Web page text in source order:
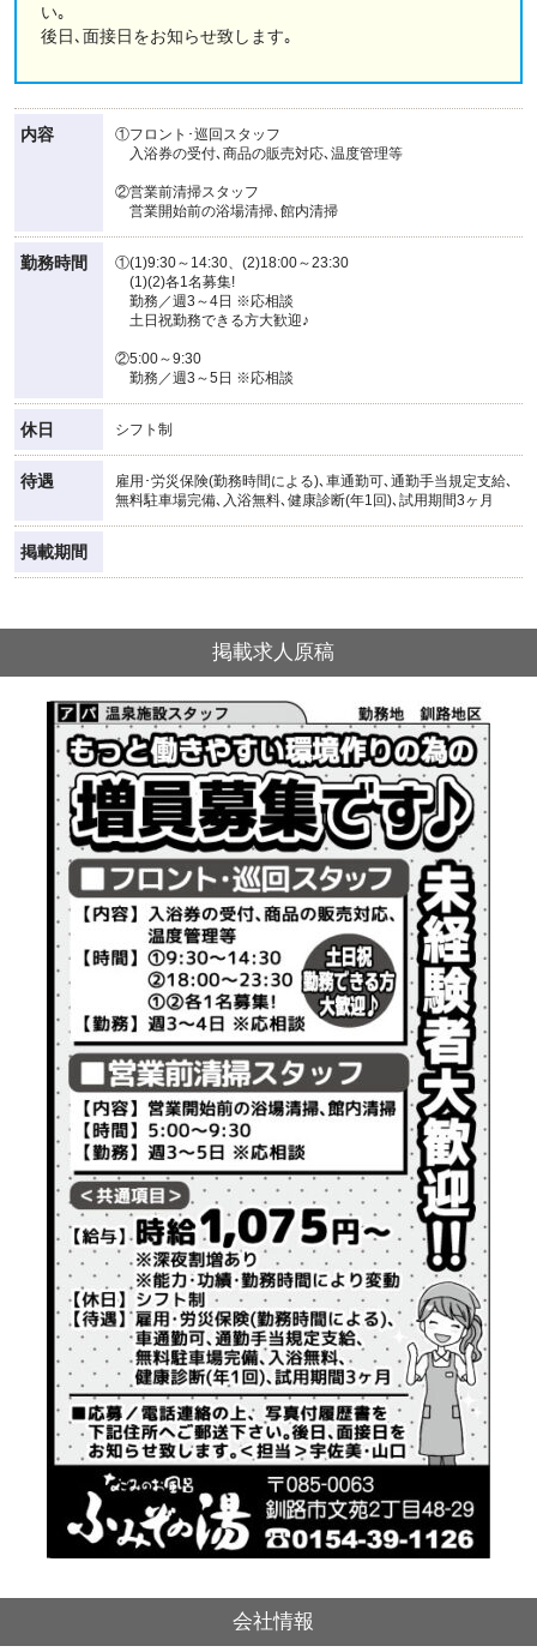
い｡
後日､面接日をお知らせ致します｡
内容
①フロント･巡回スタッフ
入浴券の受付､商品の販売対応､温度管理等
②営業前清掃スタッフ
営業開始前の浴場清掃､館内清掃
勤務時間
①(1)9:30～14:30、(2)18:00～23:30
(1)(2)各1名募集!
勤務／週3～4日 ※応相談
土日祝勤務できる方大歓迎♪
②5:00～9:30
勤務／週3～5日 ※応相談
休日 シフト制
待遇
雇用･労災保険(勤務時間による)､車通勤可､通勤手当規定支給､
無料駐車場完備､入浴無料､健康診断(年1回)､試用期間3ヶ月
掲載期間
掲載求人原稿
会社情報